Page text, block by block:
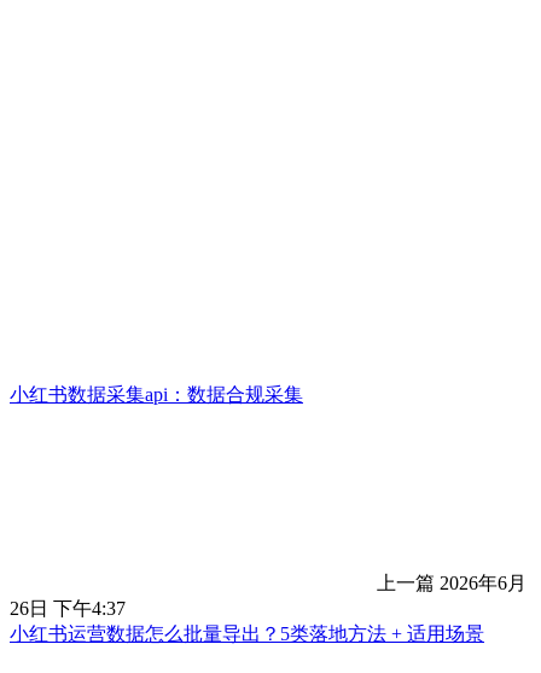
小红书数据采集api：数据合规采集
上一篇 2026年6月
26日 下午4:37
小红书运营数据怎么批量导出？5类落地方法 + 适用场景